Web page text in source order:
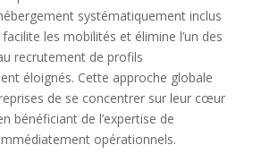
systématiquement inclus
les mobilités et élimine l’un des
recrutement de profils
éloignés. Cette approche globale
de se concentrer sur leur cœur
bénéficiant de l’expertise de
opérationnels.